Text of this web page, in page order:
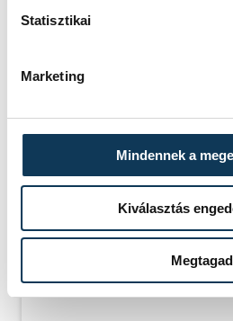
Statisztikai
Marketing
Mindennek a
Kiválasztás
Megtagad
Események
KORÁBBI